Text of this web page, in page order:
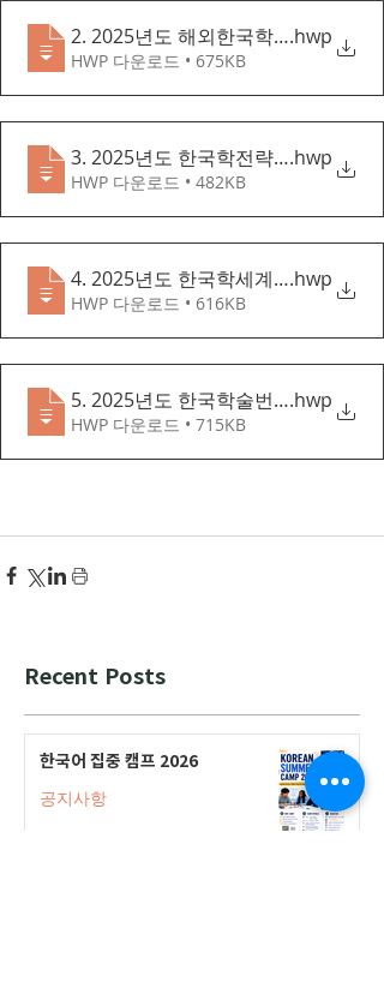
2. 2025년도 해외한국학중핵대학육
.hwp
HWP 다운로드 • 675KB
3. 2025년도 한국학전략연구소육성
.hwp
HWP 다운로드 • 482KB
4. 2025년도 한국학세계화랩사업 신
.hwp
HWP 다운로드 • 616KB
5. 2025년도 한국학술번역사업 신청
.hwp
HWP 다운로드 • 715KB
Recent Posts
한국어 집중 캠프 2026
공지사항